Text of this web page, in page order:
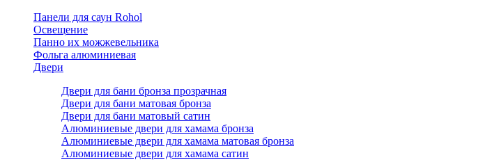
Панели для саун Rohol
Освещение
Панно их можжевельника
Фольга алюминиевая
Двери
Двери для бани бронза прозрачная
Двери для бани матовая бронза
Двери для бани матовый сатин
Алюминиевые двери для хамама бронза
Алюминиевые двери для хамама матовая бронза
Алюминиевые двери для хамама сатин